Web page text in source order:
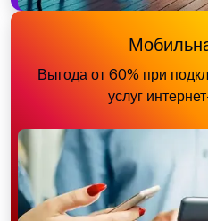
Выгода от 60% при
услуг